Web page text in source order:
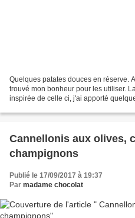
Quelques patates douces en réserve.
trouvé mon bonheur pour les utiliser.
inspirée de celle ci, j'ai apporté
Cannellonis aux olives,
champignons
Publié le 17/09/2017 à 19:37
Par madame chocolat